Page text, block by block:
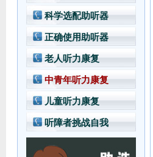
科学选配助听器
正确使用助听器
老人听力康复
中青年听力康复
儿童听力康复
听障者挑战自我